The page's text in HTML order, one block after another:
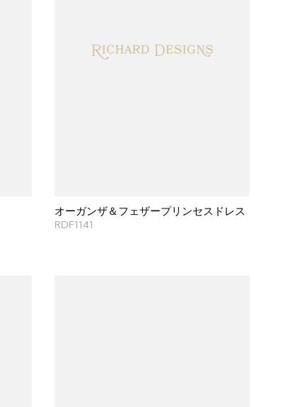
オーガンザ＆フェザープリンセスドレス
RDF1141